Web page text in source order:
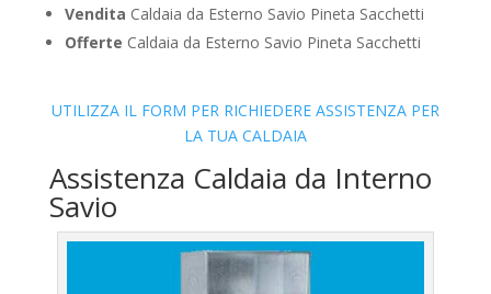
Vendita Caldaia da Esterno Savio Pineta Sacchetti
Offerte Caldaia da Esterno Savio Pineta Sacchetti
UTILIZZA IL FORM PER RICHIEDERE ASSISTENZA PER
LA TUA CALDAIA
Assistenza Caldaia da Interno
Savio